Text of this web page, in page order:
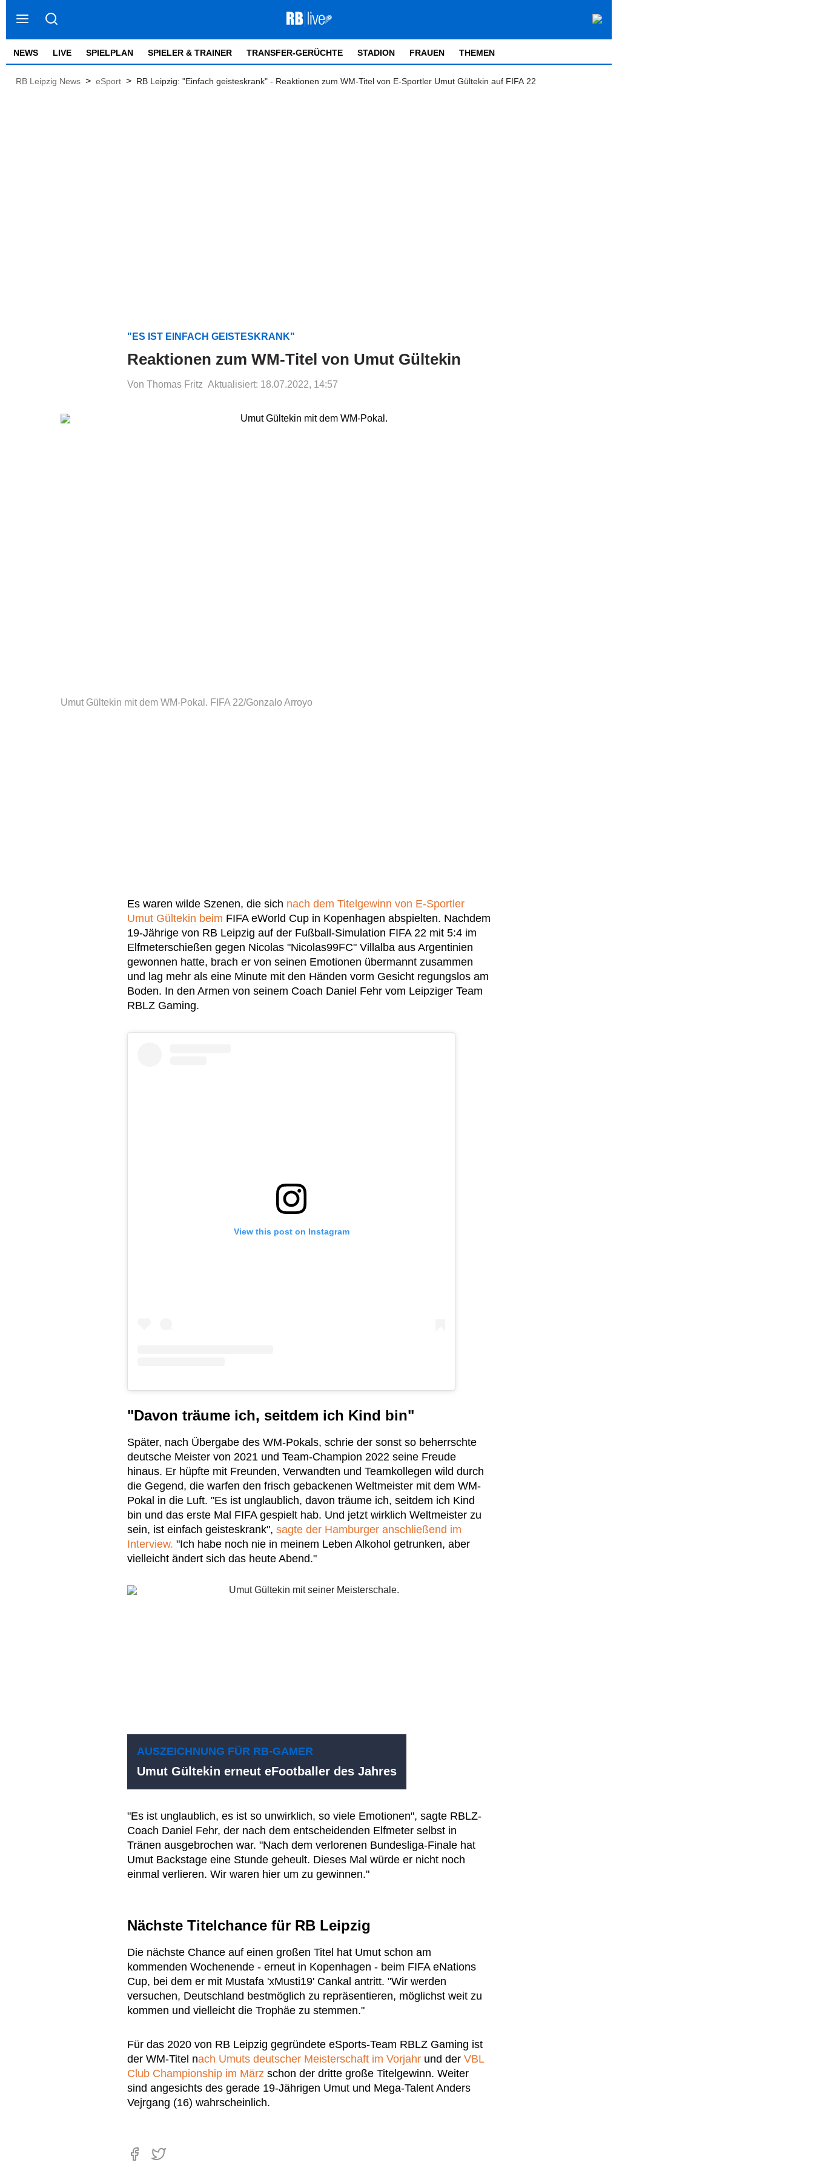
NEWS LIVE SPIELPLAN SPIELER & TRAINER TRANSFER-GERÜCHTE STADION FRAUEN THEMEN
RB Leipzig News > eSport > RB Leipzig: "Einfach geisteskrank" - Reaktionen zum WM-Titel von E-Sportler Umut Gültekin auf FIFA 22
"ES IST EINFACH GEISTESKRANK"
Reaktionen zum WM-Titel von Umut Gültekin
Von Thomas Fritz Aktualisiert: 18.07.2022, 14:57
Umut Gültekin mit dem WM-Pokal. FIFA 22/Gonzalo Arroyo
Es waren wilde Szenen, die sich nach dem Titelgewinn von E-Sportler
Umut Gültekin beim FIFA eWorld Cup in Kopenhagen abspielten. Nachdem
19-Jährige von RB Leipzig auf der Fußball-Simulation FIFA 22 mit 5:4 im
Elfmeterschießen gegen Nicolas "Nicolas99FC" Villalba aus Argentinien
gewonnen hatte, brach er von seinen Emotionen übermannt zusammen
und lag mehr als eine Minute mit den Händen vorm Gesicht regungslos am
Boden. In den Armen von seinem Coach Daniel Fehr vom Leipziger Team
RBLZ Gaming.
View this post on Instagram
"Davon träume ich, seitdem ich Kind bin"
Später, nach Übergabe des WM-Pokals, schrie der sonst so beherrschte
deutsche Meister von 2021 und Team-Champion 2022 seine Freude
hinaus. Er hüpfte mit Freunden, Verwandten und Teamkollegen wild durch
die Gegend, die warfen den frisch gebackenen Weltmeister mit dem WM-
Pokal in die Luft. "Es ist unglaublich, davon träume ich, seitdem ich Kind
bin und das erste Mal FIFA gespielt hab. Und jetzt wirklich Weltmeister zu
sein, ist einfach geisteskrank", sagte der Hamburger anschließend im
Interview. "Ich habe noch nie in meinem Leben Alkohol getrunken, aber
vielleicht ändert sich das heute Abend."
AUSZEICHNUNG FÜR RB-GAMER
Umut Gültekin erneut eFootballer des Jahres
"Es ist unglaublich, es ist so unwirklich, so viele Emotionen", sagte RBLZ-
Coach Daniel Fehr, der nach dem entscheidenden Elfmeter selbst in
Tränen ausgebrochen war. "Nach dem verlorenen Bundesliga-Finale hat
Umut Backstage eine Stunde geheult. Dieses Mal würde er nicht noch
einmal verlieren. Wir waren hier um zu gewinnen."
Nächste Titelchance für RB Leipzig
Die nächste Chance auf einen großen Titel hat Umut schon am
kommenden Wochenende - erneut in Kopenhagen - beim FIFA eNations
Cup, bei dem er mit Mustafa 'xMusti19' Cankal antritt. "Wir werden
versuchen, Deutschland bestmöglich zu repräsentieren, möglichst weit zu
kommen und vielleicht die Trophäe zu stemmen."
Für das 2020 von RB Leipzig gegründete eSports-Team RBLZ Gaming ist
der WM-Titel nach Umuts deutscher Meisterschaft im Vorjahr und der VBL
Club Championship im März schon der dritte große Titelgewinn. Weiter
sind angesichts des gerade 19-Jährigen Umut und Mega-Talent Anders
Vejrgang (16) wahrscheinlich.